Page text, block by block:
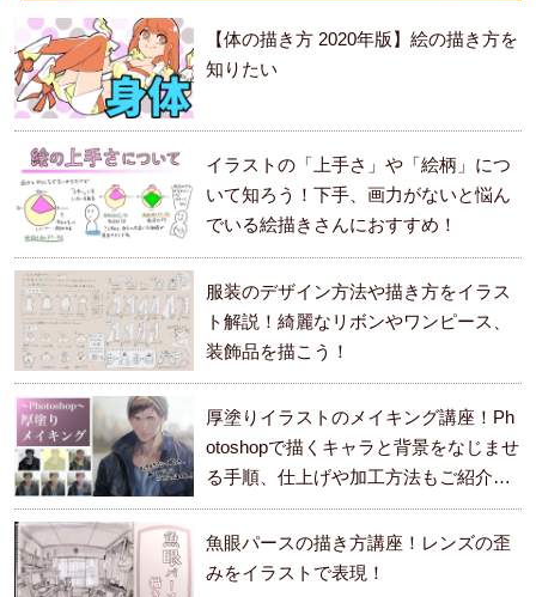
【体の描き方 2020年版】絵の描き方を
知りたい
イラストの「上手さ」や「絵柄」につ
いて知ろう！下手、画力がないと悩ん
でいる絵描きさんにおすすめ！
服装のデザイン方法や描き方をイラス
ト解説！綺麗なリボンやワンピース、
装飾品を描こう！
厚塗りイラストのメイキング講座！Ph
otoshopで描くキャラと背景をなじませ
る手順、仕上げや加工方法もご紹介し
ます。
魚眼パースの描き方講座！レンズの歪
みをイラストで表現！